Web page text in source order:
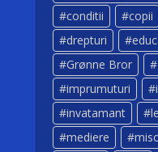
conditii
copii
drepturi
Grønne Bror
imprumuturi
invatamant
mediere